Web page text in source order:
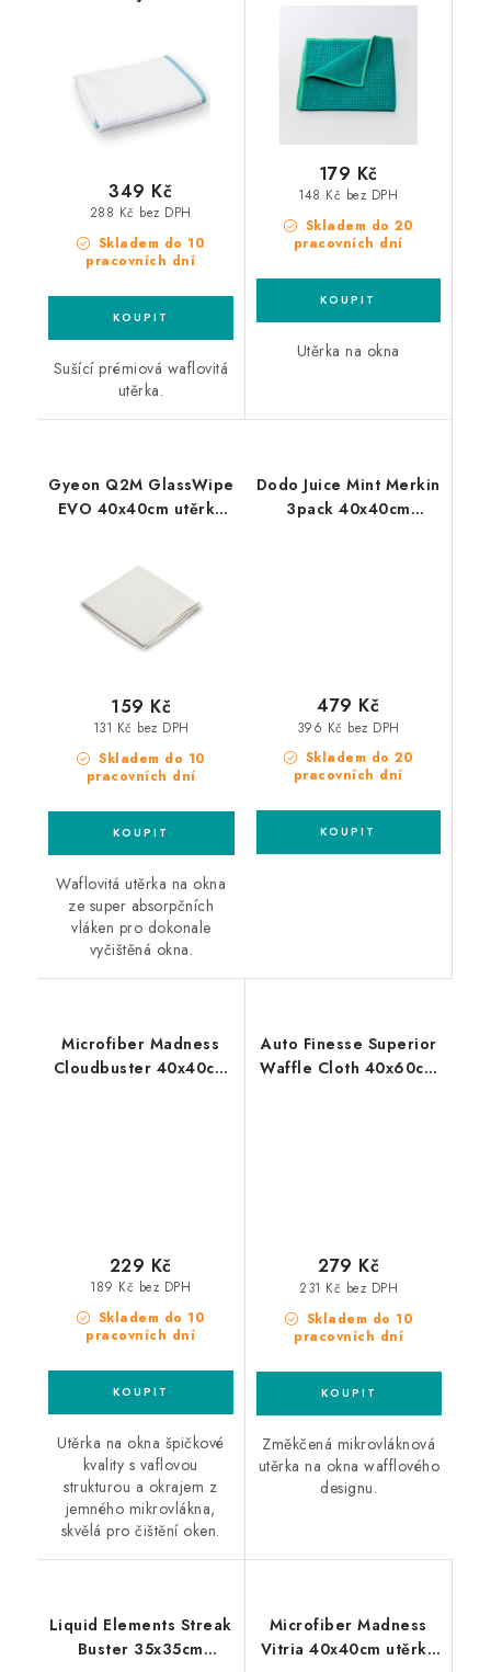
Skladem do 10
pracovních dní
288 Kč bez DPH
349 Kč
Sušící prémiová waflovitá
utěrka.
Skladem do 20
pracovních dní
148 Kč bez DPH
179 Kč
Utěrka na okna
Gyeon Q2M GlassWipe
EVO 40x40cm utěrka
Skladem do 10
pracovních dní
131 Kč bez DPH
159 Kč
Waflovitá utěrka na okna
ze super absorpčních
vláken pro dokonale
vyčištěná okna.
Dodo Juice Mint Merkin
3pack 40x40cm
Skladem do 20
pracovních dní
396 Kč bez DPH
479 Kč
Microfiber Madness
Cloudbuster 40x40cm
Skladem do 10
pracovních dní
189 Kč bez DPH
229 Kč
Utěrka na okna špičkové
kvality s vaflovou
strukturou a okrajem z
jemného mikrovlákna,
skvělá pro čištění oken.
Auto Finesse Superior
Waffle Cloth 40x60cm
Skladem do 10
pracovních dní
231 Kč bez DPH
279 Kč
Změkčená mikrovláknová
utěrka na okna wafflového
designu.
Liquid Elements Streak
Buster 35x35cm
Microfiber Madness
Vitria 40x40cm utěrka